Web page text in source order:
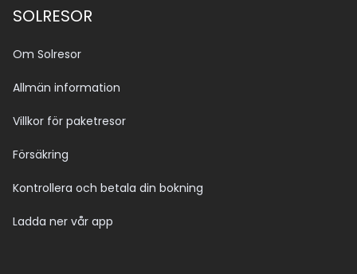
SOLRESOR
Om Solresor
Allmän information
Villkor för paketresor
Försäkring
Kontrollera och betala din bokning
Ladda ner vår app